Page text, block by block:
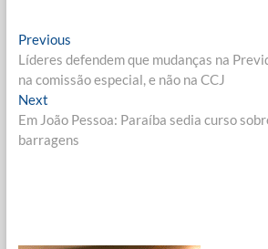
Navegação
de
Post
PreviousPrevious
post:
Líderes defendem que mudanças na
na comissão especial, e não na CCJ
NextNext
post:
Em João Pessoa: Paraíba sedia curso
barragens